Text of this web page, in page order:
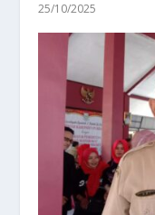
25/10/2025